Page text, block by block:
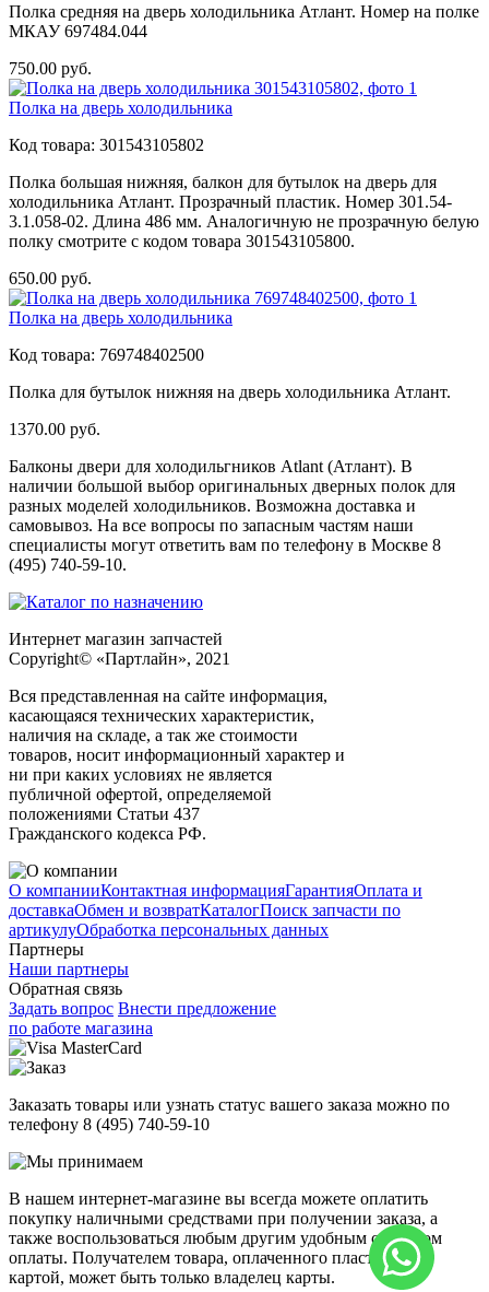
Полка средняя на дверь холодильника Атлант. Номер на полке
МКАУ 697484.044
750.00 руб.
Полка на дверь холодильника
Код товара: 301543105802
Полка большая нижняя, балкон для бутылок на дверь для
холодильника Атлант. Прозрачный пластик. Номер 301.54-
3.1.058-02. Длина 486 мм. Аналогичную не прозрачную белую
полку смотрите с кодом товара 301543105800.
650.00 руб.
Полка на дверь холодильника
Код товара: 769748402500
Полка для бутылок нижняя на дверь холодильника Атлант.
1370.00 руб.
Балконы двери для холодильгников Atlant (Атлант). В
наличии большой выбор оригинальных дверных полок для
разных моделей холодильников. Возможна доставка и
самовывоз. На все вопросы по запасным частям наши
специалисты могут ответить вам по телефону в Москве 8
(495) 740-59-10.
Интернет магазин запчастей
Copyright© «Партлайн», 2021
Вся представленная на сайте информация,
касающаяся технических характеристик,
наличия на складе, а так же стоимости
товаров, носит информационный характер и
ни при каких условиях не является
публичной офертой, определяемой
положениями Статьи 437
Гражданского кодекса РФ.
О компанииКонтактная информацияГарантияОплата и
доставкаОбмен и возвратКаталогПоиск запчасти по
артикулуОбработка персональных данных
Партнеры
Наши партнеры
Обратная связь
Задать вопрос Внести предложение
по работе магазина
Заказать товары или узнать статус вашего заказа можно по
телефону 8 (495) 740-59-10
В нашем интернет-магазине вы всегда можете оплатить
покупку наличными средствами при получении заказа, а
также воспользоваться любым другим удобным способом
оплаты. Получателем товара, оплаченного пластиковой
картой, может быть только владелец карты.